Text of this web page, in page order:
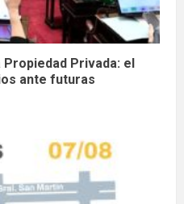
Privada: el
ante futuras